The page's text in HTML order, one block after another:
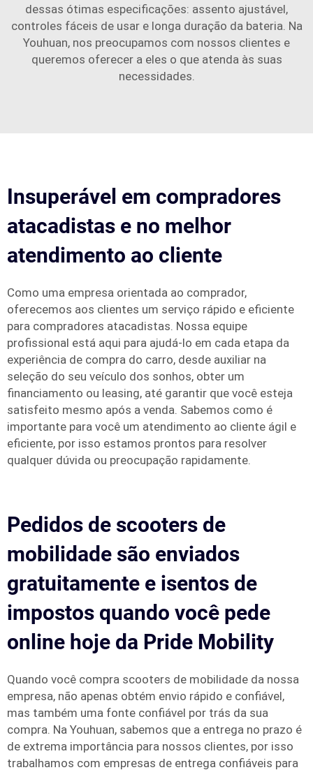
dessas ótimas especificações: assento ajustável,
controles fáceis de usar e longa duração da bateria. Na
Youhuan, nos preocupamos com nossos clientes e
queremos oferecer a eles o que atenda às suas
necessidades.
Insuperável em compradores
atacadistas e no melhor
atendimento ao cliente
Como uma empresa orientada ao comprador,
oferecemos aos clientes um serviço rápido e eficiente
para compradores atacadistas. Nossa equipe
profissional está aqui para ajudá-lo em cada etapa da
experiência de compra do carro, desde auxiliar na
seleção do seu veículo dos sonhos, obter um
financiamento ou leasing, até garantir que você esteja
satisfeito mesmo após a venda. Sabemos como é
importante para você um atendimento ao cliente ágil e
eficiente, por isso estamos prontos para resolver
qualquer dúvida ou preocupação rapidamente.
Pedidos de scooters de
mobilidade são enviados
gratuitamente e isentos de
impostos quando você pede
online hoje da Pride Mobility
Quando você compra scooters de mobilidade da nossa
empresa, não apenas obtém envio rápido e confiável,
mas também uma fonte confiável por trás da sua
compra. Na Youhuan, sabemos que a entrega no prazo é
de extrema importância para nossos clientes, por isso
trabalhamos com empresas de entrega confiáveis para